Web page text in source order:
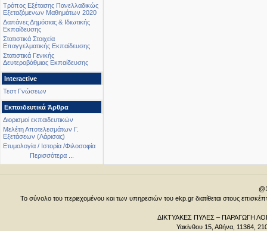
Τρόπος Εξέτασης Πανελλαδικώς
Εξεταζόμενων Μαθημάτων 2020
Δαπάνες Δημόσιας & Ιδιωτικής
Εκπαίδευσης
Στατιστικά Στοιχεία
Επαγγελματικής Εκπαίδευσης
Στατιστικά Γενικής
Δευτεροβάθμιας Εκπαίδευσης
Interactive
Τεστ Γνώσεων
Εκπαιδευτικά Άρθρα
Διορισμοί εκπαιδευτικών
Μελέτη Αποτελεσμάτων Γ.
Εξετάσεων (Λάρισας)
Ετυμολογία / Ιστορία /Φιλοσοφία
Περισσότερα ...
Το σύνολο του περιεχομένου και των υπηρεσιών του ekp.gr διατίθεται στους
ΔΙΚΤΥΑΚΕΣ ΠΥΛΕΣ – ΠΑΡΑΓΩΓΗ
Υακίνθου 15, Αθήνα, 11364,